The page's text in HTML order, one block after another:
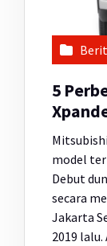
5
model
Debut
secara
Jakarta
2019 lalu.